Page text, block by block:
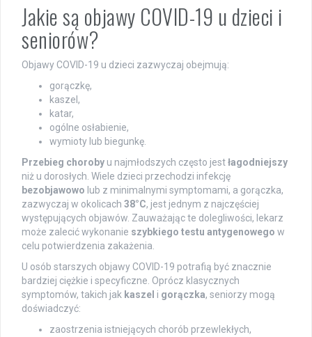
Jakie są objawy COVID-19 u dzieci i
seniorów?
Objawy COVID-19 u dzieci zazwyczaj obejmują:
gorączkę,
kaszel,
katar,
ogólne osłabienie,
wymioty lub biegunkę.
Przebieg choroby u najmłodszych często jestłagodniejszy
niż u dorosłych. Wiele dzieci przechodzi infekcję
bezobjawowo lub z minimalnymi symptomami, a gorączka,
zazwyczaj w okolicach 38°C, jest jednym z najczęściej
występujących objawów. Zauważając te dolegliwości, lekarz
może zalecić wykonanie szybkiego testu antygenowego w
celu potwierdzenia zakażenia.
U osób starszych objawy COVID-19 potrafią być znacznie
bardziej ciężkie i specyficzne. Oprócz klasycznych
symptomów, takich jak kaszel i gorączka, seniorzy mogą
doświadczyć:
zaostrzenia istniejących chorób przewlekłych,